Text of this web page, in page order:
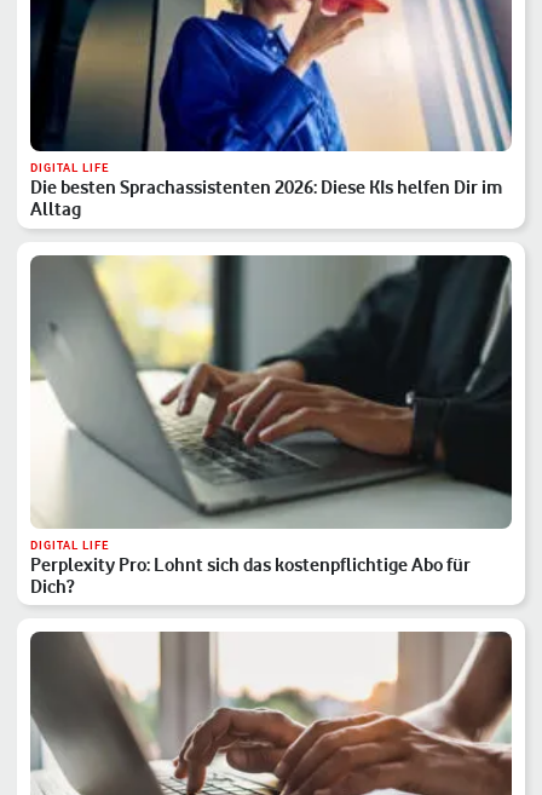
DIGITAL LIFE
Die besten Sprachassistenten 2026: Diese KIs helfen Dir im
Alltag
DIGITAL LIFE
Perplexity Pro: Lohnt sich das kostenpflichtige Abo für
Dich?